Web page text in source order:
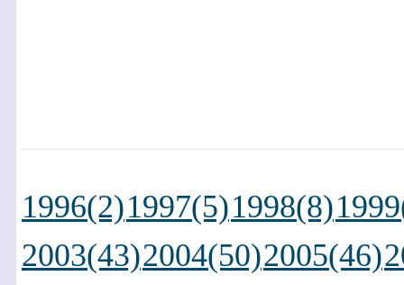
1996(2)1997(5)1998(8)
2003(43)2004(50)2005(46)